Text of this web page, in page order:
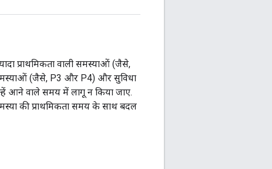
प्राथमिकता वाली समस्याओं (जैसे,
(जैसे, P3 और P4) और सुविधा
आने वाले समय में लागू न किया जाए.
की प्राथमिकता समय के साथ बदल